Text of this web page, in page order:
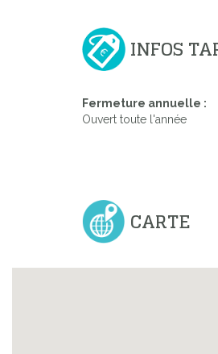
INFOS
Fermeture annuelle :
Ouvert toute l'année
CARTE